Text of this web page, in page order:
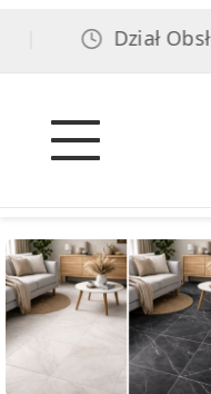
Dział Obsługi